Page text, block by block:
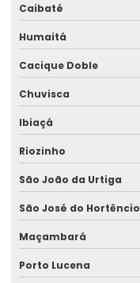
Caibaté
Humaitá
Cacique Doble
Chuvisca
Ibiaçá
Riozinho
São João da Urtiga
São José do Hortêncio
Maçambará
Porto Lucena